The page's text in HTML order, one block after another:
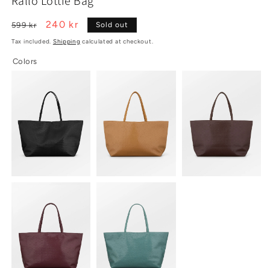
1
modal
Regular
price
599 kr
Sale
price
240 kr Sold out
Tax included. Shipping calculated at checkout.
Colors